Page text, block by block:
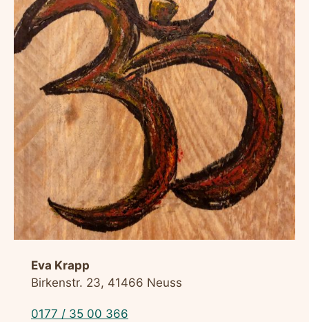
Eva Krapp
Birkenstr. 23, 41466 Neuss
0177 / 35 00 366